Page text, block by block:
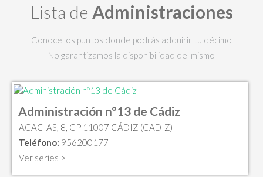
Lista de Administraciones
Conoce los puntos donde podrás adquirir tu décimo
No garantizamos la disponibilidad del mismo
Administración nº13 de Cádiz
ACACIAS, 8, CP 11007 CÁDIZ (CADIZ)
Teléfono: 956200177
Ver series >